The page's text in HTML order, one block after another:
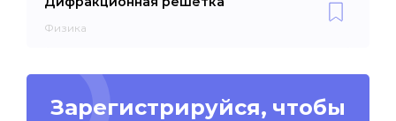
Физика
Зарегистрируйся, чтобы